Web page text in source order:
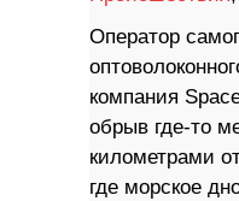
Оператор
компания
обрыв где-то
километрами
где морское